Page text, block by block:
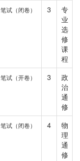
笔试（闭卷） 3
专
业
选
修
课
程
笔试（开卷） 3
政
治
通
修
笔试（闭卷） 4
物
理
通
修